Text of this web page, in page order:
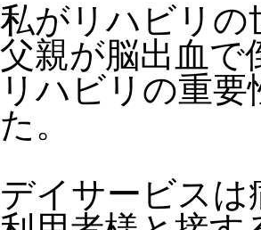
私がリハビリの
父親が脳出血で
リハビリの重
た。
デイサービスは